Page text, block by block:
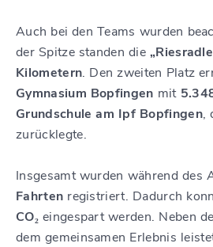
Auch bei den Teams wurden
der Spitze standen die
Kilometern. Den zweiten Platz
Gymnasium Bopfingen mit
Grundschule am Ipf Bopfingen,
zurücklegte.
Insgesamt wurden während des
Fahrten registriert. Dadurch
CO₂eingespart werden. Neben
dem gemeinsamen Erlebnis